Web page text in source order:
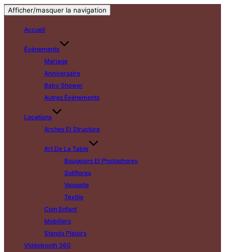
Afficher/masquer la navigation
Accueil
Événements
Mariage
Anniversaire
Baby Shower
Autres Événements
Locations
Arches Et Structure
Art De La Table
Bougeoirs Et Photophores
Soliflores
Vaisselle
Textile
Coin Enfant
Mobiliers
Stands Plaisirs
Vidéobooth 360